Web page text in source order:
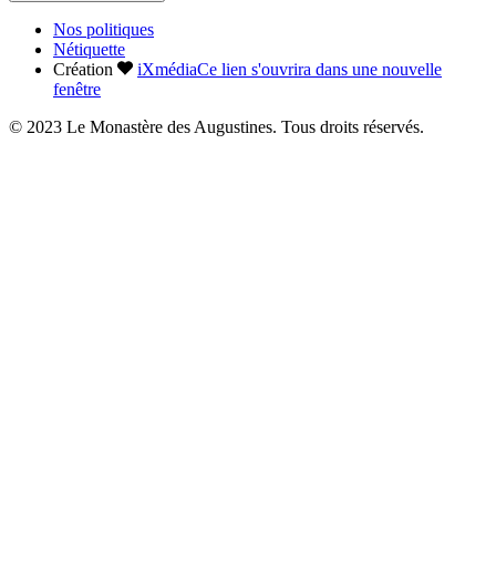
Nos politiques
Nétiquette
Création
iXmédiaCe lien s'ouvrira dans une nouvelle
fenêtre
© 2023 Le Monastère des Augustines. Tous droits réservés.